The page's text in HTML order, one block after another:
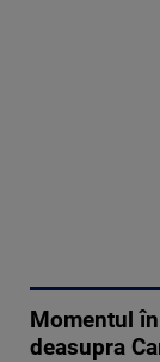
Momentul
deasupra